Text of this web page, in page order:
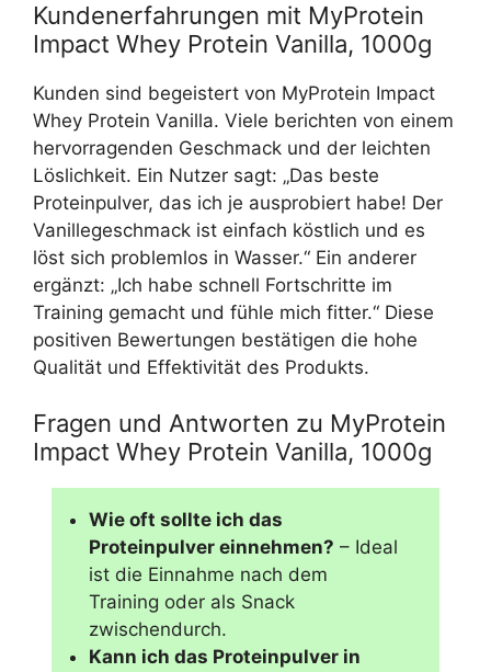
Kundenerfahrungen mit MyProtein
Impact Whey Protein Vanilla, 1000g
Kunden sind begeistert von MyProtein Impact
Whey Protein Vanilla. Viele berichten von einem
hervorragenden Geschmack und der leichten
Löslichkeit. Ein Nutzer sagt: „Das beste
Proteinpulver, das ich je ausprobiert habe! Der
Vanillegeschmack ist einfach köstlich und es
löst sich problemlos in Wasser.“ Ein anderer
ergänzt: „Ich habe schnell Fortschritte im
Training gemacht und fühle mich fitter.“ Diese
positiven Bewertungen bestätigen die hohe
Qualität und Effektivität des Produkts.
Fragen und Antworten zu MyProtein
Impact Whey Protein Vanilla, 1000g
Wie oft sollte ich das
Proteinpulver einnehmen? – Ideal
ist die Einnahme nach dem
Training oder als Snack
zwischendurch.
Kann ich das Proteinpulver in